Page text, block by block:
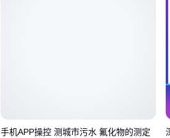
三、如何平衡呼救功能
在选择佩戴式漏电检测仪(
环境权衡呼救响应速度与
突发事故中至关重要，但
手机APP操控 测城市污水 氟化物的测定